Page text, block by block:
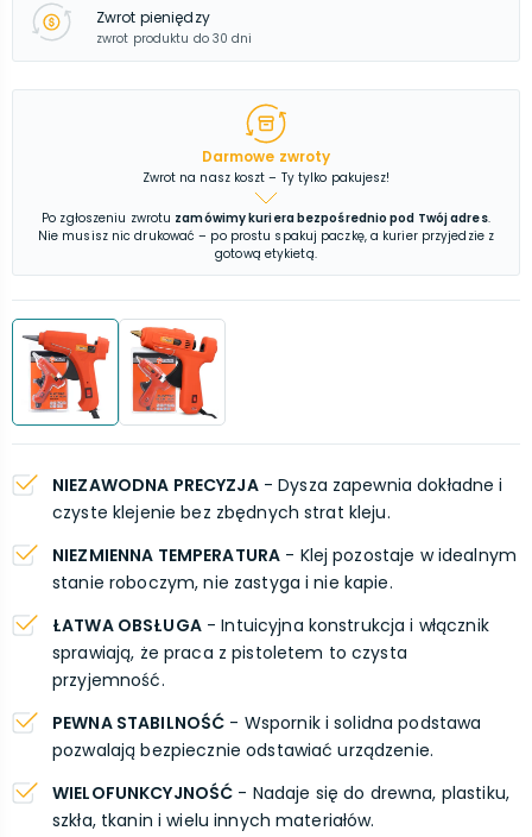
Zwrot pieniędzy
zwrot produktu do 30 dni
Darmowe zwroty
Zwrot na nasz koszt – Ty tylko pakujesz!
Po zgłoszeniu zwrotu zamówimy kuriera bezpośrednio pod Twój adres.
Nie musisz nic drukować – po prostu spakuj paczkę, a kurier przyjedzie z
gotową etykietą.
NIEZAWODNA PRECYZJA- Dysza zapewnia dokładne i
czyste klejenie bez zbędnych strat kleju.
NIEZMIENNA TEMPERATURA - Klej pozostaje w idealnym
stanie roboczym, nie zastyga i nie kapie.
ŁATWA OBSŁUGA- Intuicyjna konstrukcja i włącznik
sprawiają, że praca z pistoletem to czysta
przyjemność.
PEWNA STABILNOŚĆ - Wspornik i solidna podstawa
pozwalają bezpiecznie odstawiać urządzenie.
WIELOFUNKCYJNOŚĆ - Nadaje się do drewna, plastiku,
szkła, tkanin i wielu innych materiałów.